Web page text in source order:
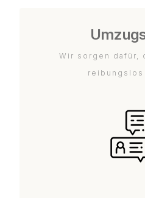
Wir sorgen dafür,
reibungslos